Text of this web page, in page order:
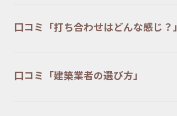
口コミ「打ち合わせはどんな感じ？」
口コミ「建築業者の選び方」